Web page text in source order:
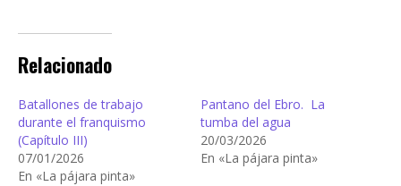
Relacionado
Batallones de trabajo
durante el franquismo
(Capítulo III)
07/01/2026
En «La pájara pinta»
Pantano del Ebro. La
tumba del agua
20/03/2026
En «La pájara pinta»